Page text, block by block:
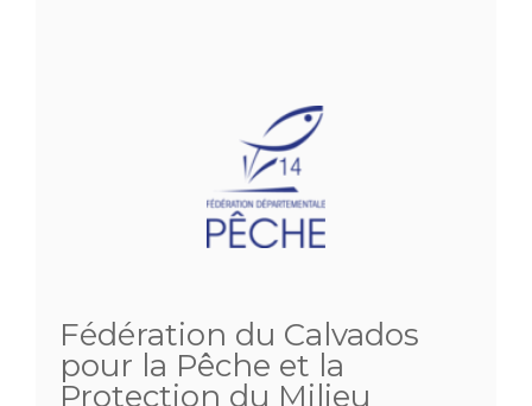
Fédération du Calvados
pour la Pêche et la
Protection du Milieu